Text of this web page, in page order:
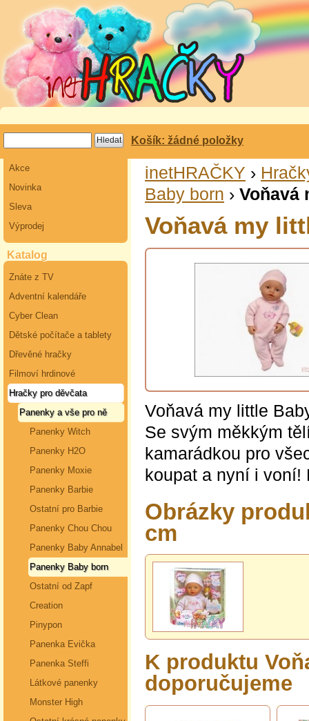
Košík: žádné položky
Akce
Novinka
Sleva
Výprodej
Katalog
Znáte z TV
Adventní kalendáře
Cyber Clean
Dětské počítače a tablety
Dřevěné hračky
Filmoví hrdinové
Hračky pro děvčata
Panenky a vše pro ně
Panenky Witch
Panenky H2O
Panenky Moxie
Panenky Barbie
Ostatní pro Barbie
Panenky Chou Chou
Panenky Baby Annabel
Panenky Baby born
Ostatní od Zapf
Creation
Pinypon
Panenka Evička
Panenka Steffi
Látkové panenky
Monster High
inetHRAČKY ›
Baby born › Voňavá
Voňavá my
Voňavá my little
Se svým měkkým
kamarádkou pro
koupat a nyní i voní!
Obrázky
cm
K produktu
doporučujeme